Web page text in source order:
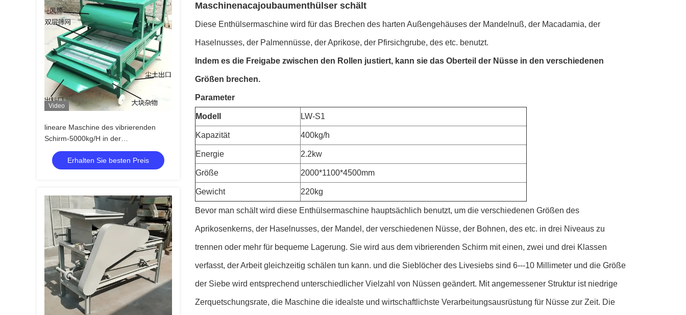
Video
lineare Maschine des vibrierenden
Schirm-5000kg/H in der
Lebensmittelverarbeitungs-Industrie
Erhalten Sie besten Preis
Maschinenacajoubaumenthülser schält
Diese Enthülsermaschine wird für das Brechen des harten Außengehäuses der Mandelnuß, der Macadamia, der
Haselnusses, der Palmennüsse, der Aprikose, der Pfirsichgrube, des etc. benutzt.
Indem es die Freigabe zwischen den Rollen justiert, kann sie das Oberteil der Nüsse in den verschiedenen
Größen brechen.
Parameter
Modell LW-S1
Kapazität 400kg/h
Energie 2.2kw
Größe 2000*1100*4500mm
Gewicht 220kg
Bevor man schält wird diese Enthülsermaschine hauptsächlich benutzt, um die verschiedenen Größen des
Aprikosenkerns, der Haselnusses, der Mandel, der verschiedenen Nüsse, der Bohnen, des etc. in drei Niveaus zu
trennen oder mehr für bequeme Lagerung. Sie wird aus dem vibrierenden Schirm mit einen, zwei und drei Klassen
verfasst, der Arbeit gleichzeitig schälen tun kann. und die Sieblöcher des Livesiebs sind 6---10 Millimeter und die Größe
der Siebe wird entsprechend unterschiedlicher Vielzahl von Nüssen geändert. Mit angemessener Struktur ist niedrige
Zerquetschungsrate, die Maschine die idealste und wirtschaftlichste Verarbeitungsausrüstung für Nüsse zur Zeit. Die